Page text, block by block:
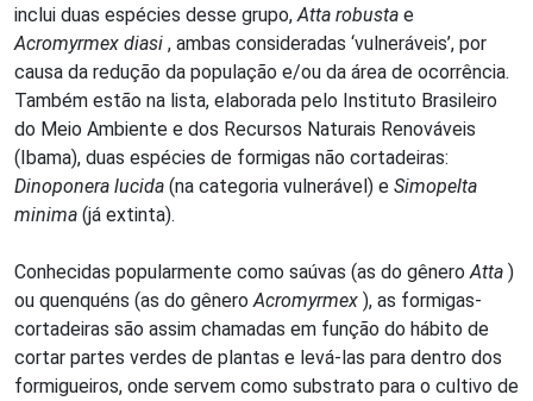
inclui duas espécies desse grupo,Atta robusta e
Acromyrmex diasi , ambas consideradas ‘vulneráveis’, por
causa da redução da população e/ou da área de ocorrência.
Também estão na lista, elaborada pelo Instituto Brasileiro
do Meio Ambiente e dos Recursos Naturais Renováveis
(Ibama), duas espécies de formigas não cortadeiras:
Dinoponera lucida (na categoria vulnerável) e Simopelta
minima (já extinta).
Conhecidas popularmente como saúvas (as do gêneroAtta )
ou quenquéns (as do gêneroAcromyrmex ), as formigas-
cortadeiras são assim chamadas em função do hábito de
cortar partes verdes de plantas e levá-las para dentro dos
formigueiros, onde servem como substrato para o cultivo de